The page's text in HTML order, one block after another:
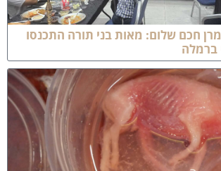
שלום: מאות בני תורה התכנסו